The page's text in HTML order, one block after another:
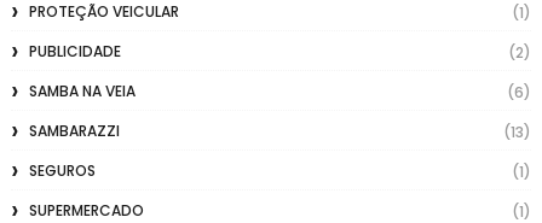
PROTEÇÃO VEICULAR
(1)
PUBLICIDADE
(2)
SAMBA NA VEIA
(6)
SAMBARAZZI
(13)
SEGUROS
(1)
SUPERMERCADO
(1)